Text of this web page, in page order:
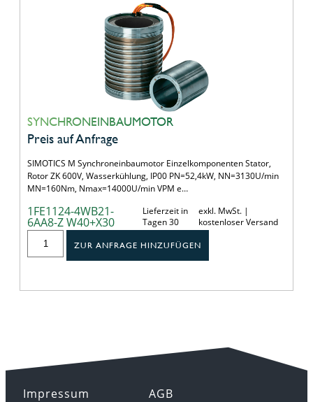
SYNCHRONEINBAUMOTOR
Preis auf Anfrage
SIMOTICS M Synchroneinbaumotor Einzelkomponenten Stator,
Rotor ZK 600V, Wasserkühlung, IP00 PN=52,4kW, NN=3130U/min
MN=160Nm, Nmax=14000U/min VPM e…
1FE1124-4WB21-
6AA8-Z W40+X30
Lieferzeit in
Tagen 30
exkl. MwSt. |
kostenloser Versand
ZUR ANFRAGE HINZUFÜGEN
Impressum
AGB